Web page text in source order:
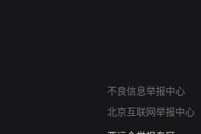
不良信息举报中心
北京互联网举报中心
算法推荐专项举报